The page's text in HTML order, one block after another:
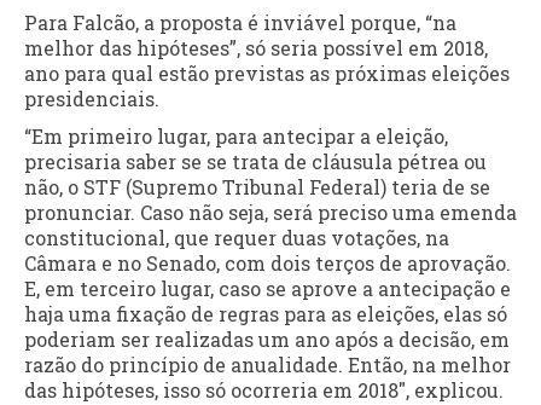
Para Falcão, a proposta é inviável porque, “na
melhor das hipóteses”, só seria possível em 2018,
ano para qual estão previstas as próximas eleições
presidenciais.
“Em primeiro lugar, para antecipar a eleição,
precisaria saber se se trata de cláusula pétrea ou
não, o STF (Supremo Tribunal Federal) teria de se
pronunciar. Caso não seja, será preciso uma emenda
constitucional, que requer duas votações, na
Câmara e no Senado, com dois terços de aprovação.
E, em terceiro lugar, caso se aprove a antecipação e
haja uma fixação de regras para as eleições, elas só
poderiam ser realizadas um ano após a decisão, em
razão do princípio de anualidade. Então, na melhor
das hipóteses, isso só ocorreria em 2018″, explicou.